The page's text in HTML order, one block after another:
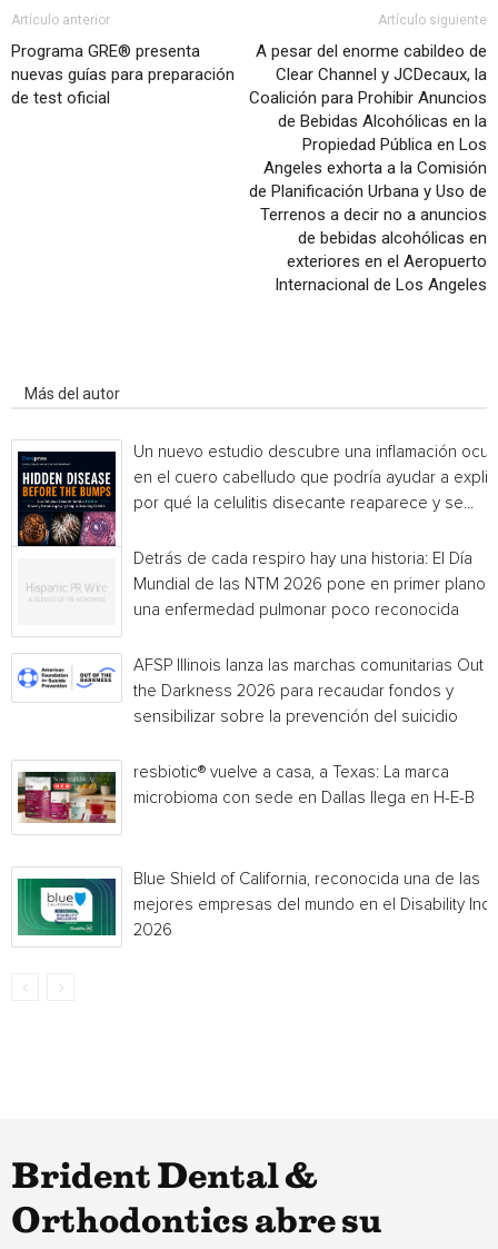
Artículo anterior
Programa GRE® presenta
nuevas guías para preparación
de test oficial
Artículo siguiente
A pesar del enorme cabildeo de
Clear Channel y JCDecaux, la
Coalición para Prohibir Anuncios
de Bebidas Alcohólicas en la
Propiedad Pública en Los
Angeles exhorta a la Comisión
de Planificación Urbana y Uso de
Terrenos a decir no a anuncios
de bebidas alcohólicas en
exteriores en el Aeropuerto
Internacional de Los Angeles
Más del autor
Un nuevo estudio descubre una inflamación
en el cuero cabelludo que podría ayudar a
por qué la celulitis disecante reaparece y se...
Detrás de cada respiro hay una historia: El Día
Mundial de las NTM 2026 pone en primer plano
una enfermedad pulmonar poco reconocida
AFSP Illinois lanza las marchas comunitarias Out
the Darkness 2026 para recaudar fondos y
sensibilizar sobre la prevención del suicidio
resbiotic® vuelve a casa, a Texas: La marca
microbioma con sede en Dallas llega en H-E-B
Blue Shield of California, reconocida una de las
mejores empresas del mundo en el Disability
2026
Brident Dental &
Orthodontics abre su